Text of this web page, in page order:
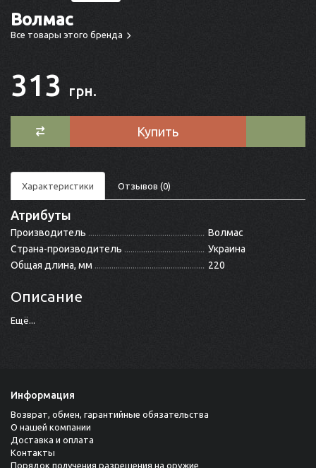
Волмас
Все товары этого бренда
313 грн.
Купить
Характеристики Отзывов (0)
Атрибуты
Производитель
Волмас
Страна-производитель
Украина
Общая длина, мм
220
Описание
Ещё...
Информация
Возврат, обмен, гарантийные обязательства
О нашей компании
Доставка и оплата
Контакты
Порядок получения разрешения на оружие